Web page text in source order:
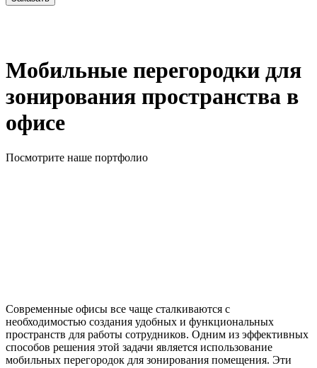
Мобильные перегородки для
зонирования пространства в
офисе
Посмотрите наше портфолио
Современные офисы все чаще сталкиваются с
необходимостью создания удобных и функциональных
пространств для работы сотрудников. Одним из эффективных
способов решения этой задачи является использование
мобильных перегородок для зонирования помещения. Эти